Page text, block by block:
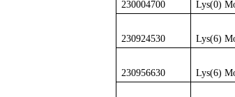
230004700 Lys(0)
230924530 Lys(6)
230956630 Lys(6)